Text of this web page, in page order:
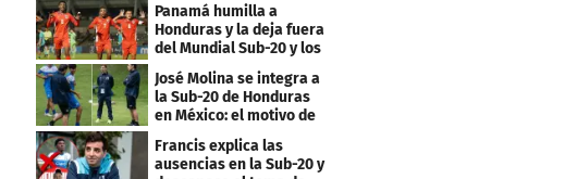
Panamá humilla a
Honduras y la deja fuera
del Mundial Sub-20 y los
Juegos Olímpicos
José Molina se integra a
la Sub-20 de Honduras
en México: el motivo de
su viaje
Francis explica las
ausencias en la Sub-20 y